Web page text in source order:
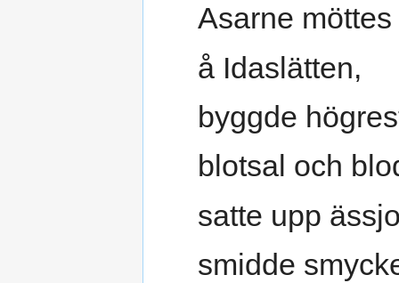
Asarne möttes
å Idaslätten,
byggde
blotsal och
satte upp
smidde